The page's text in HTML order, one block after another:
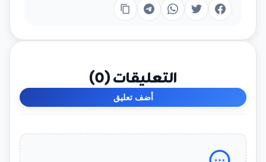
التعليقات (0
)
أضف تعليق